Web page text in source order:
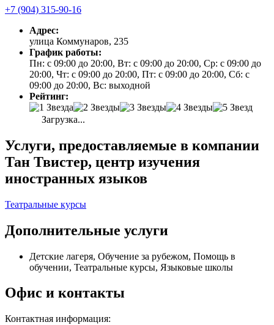
+7 (904) 315-90-16
Адрес:
улица Коммунаров, 235
График работы:
Пн: с 09:00 до 20:00, Вт: с 09:00 до 20:00, Ср: с 09:00 до
20:00, Чт: с 09:00 до 20:00, Пт: с 09:00 до 20:00, Сб: с
09:00 до 20:00, Вс: выходной
Рейтинг:
Загрузка...
Услуги, предоставляемые в компании
Тан Твистер, центр изучения
иностранных языков
Театральные курсы
Дополнительные услуги
Детские лагеря, Обучение за рубежом, Помощь в
обучении, Театральные курсы, Языковые школы
Офис и контакты
Контактная информация: